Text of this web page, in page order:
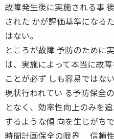
故障発生後に実施される事
された かが評価基準になる
はない。
ところが故障 予防のために
は、実施によって本当に故
ことが必ず しも容易ではない
現状行われてい る予防保全
となく、効率性向上のみを
するような傾 向を生じがちで
時間計画保全の限界 信頼